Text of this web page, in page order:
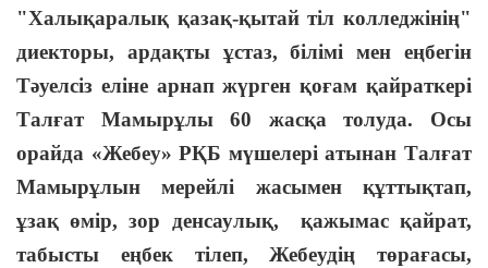
"Халықаралық қазақ-қытай тіл колледжінің"
диекторы, ардақты ұстаз, білімі мен еңбегін
Тәуелсіз еліне арнап жүрген қоғам қайраткері
Талғат Мамырұлы 60 жасқа толуда. Осы
орайда «Жебеу» РҚБ мүшелері атынан Талғат
Мамырұлын мерейлі жасымен құттықтап,
ұзақ өмір, зор денсаулық, қажымас қайрат,
табысты еңбек тілеп, Жебеудің төрағасы,